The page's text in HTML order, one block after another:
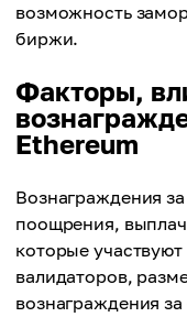
возможность
биржи.
Факторы,
Ethereum
Вознаграждения
поощрения,
которые
валидаторов,
вознаграждения